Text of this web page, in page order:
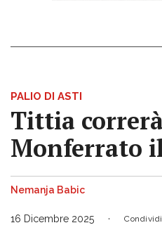
PALIO DI ASTI
Tittia
Monferrato
Nemanja Babic
16 Dicembre 2025 Condividi